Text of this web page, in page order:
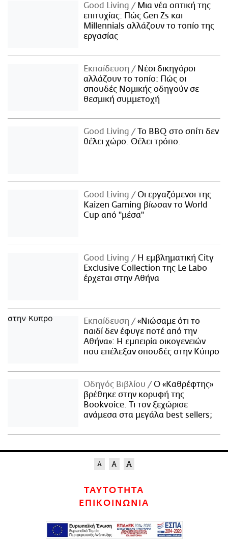
Good Living
Μια νέα οπτική της
επιτυχίας: Πώς Gen Zs και
Millennials αλλάζουν το τοπίο της
εργασίας
Εκπαίδευση
Νέοι δικηγόροι
αλλάζουν το τοπίο: Πώς οι
σπουδές Νομικής οδηγούν σε
θεσμική συμμετοχή
Good Living
Το BBQ στο σπίτι δεν
θέλει χώρο. Θέλει τρόπο.
Good Living
Οι εργαζόμενοι της
Kaizen Gaming βίωσαν το World
Cup από "μέσα"
Good Living
Η εμβληματική City
Exclusive Collection της Le Labo
έρχεται στην Αθήνα
Εκπαίδευση
«Νιώσαμε ότι το
παιδί δεν έφυγε ποτέ από την
Αθήνα»: Η εμπειρία οικογενειών
που επέλεξαν σπουδές στην Κύπρο
Οδηγός Βιβλίου
Ο «Καθρέφτης»
βρέθηκε στην κορυφή της
Bookvoice. Τι τον ξεχώρισε
ανάμεσα στα μεγάλα best sellers;
ΤΑΥΤΟΤΗΤΑ
ΕΠΙΚΟΙΝΩΝΙΑ